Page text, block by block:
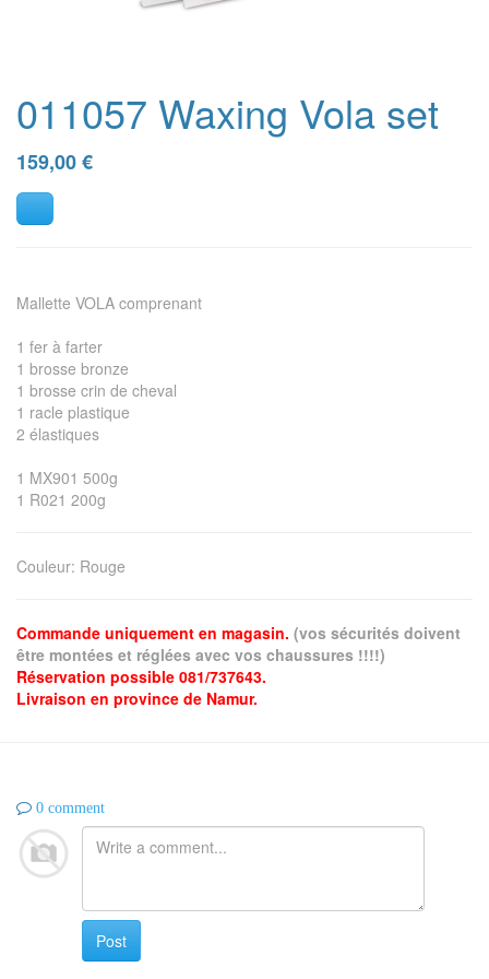
011057 Waxing Vola set
159,00€
Mallette VOLA comprenant
1 fer à farter
1 brosse bronze
1 brosse crin de cheval
1 racle plastique
2 élastiques
1 MX901 500g
1 R021 200g
Couleur: Rouge
Commande uniquement en magasin. (vos sécurités doivent
être montées et réglées avec vos chaussures !!!!)
Réservation possible 081/737643.
Livraison en province de Namur.
0 comment
Post